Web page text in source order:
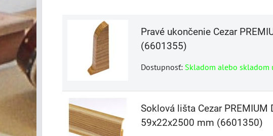
Pravé ukončenie Cezar
(6601355)
Dostupnosť: Skladom alebo skladom
Soklová lišta Cezar
59x22x2500 mm (6601350)